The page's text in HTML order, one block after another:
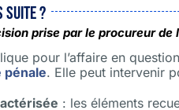
suite ?
prise par le procureur de
pour l’affaire en
pénale. Elle peut intervenir
: les éléments